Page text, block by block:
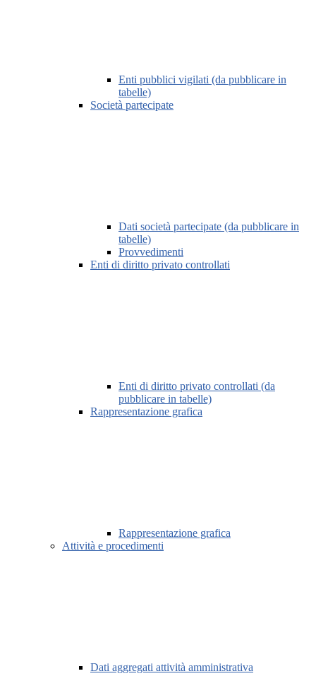
Enti pubblici vigilati (da pubblicare in
tabelle)
Società partecipate
Dati società partecipate (da pubblicare in
tabelle)
Provvedimenti
Enti di diritto privato controllati
Enti di diritto privato controllati (da
pubblicare in tabelle)
Rappresentazione grafica
Rappresentazione grafica
Attività e procedimenti
Dati aggregati attività amministrativa